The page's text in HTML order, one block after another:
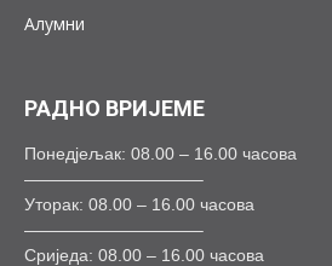
Алумни
РАДНО ВРИЈЕМЕ
Понедјељак: 08.00 – 16.00 часова
——————————–
Уторак: 08.00 – 16.00 часова
——————————–
Сриједа: 08.00 – 16.00 часова